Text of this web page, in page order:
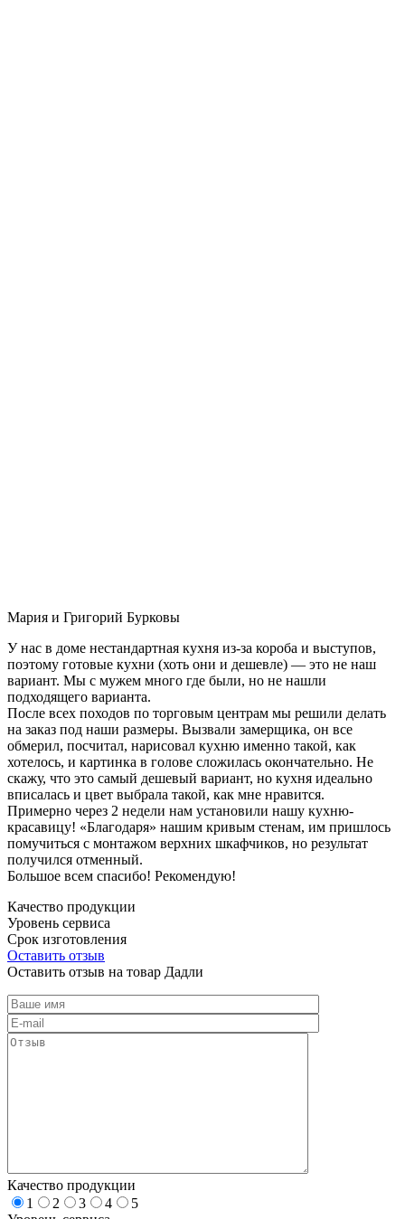
Мария и Григорий Бурковы
У нас в доме нестандартная кухня из-за короба и выступов,
поэтому готовые кухни (хоть они и дешевле) — это не наш
вариант. Мы с мужем много где были, но не нашли
подходящего варианта.
После всех походов по торговым центрам мы решили делать
на заказ под наши размеры. Вызвали замерщика, он все
обмерил, посчитал, нарисовал кухню именно такой, как
хотелось, и картинка в голове сложилась окончательно. Не
скажу, что это самый дешевый вариант, но кухня идеально
вписалась и цвет выбрала такой, как мне нравится.
Примерно через 2 недели нам установили нашу кухню-
красавицу! «Благодаря» нашим кривым стенам, им пришлось
помучиться с монтажом верхних шкафчиков, но результат
получился отменный.
Большое всем спасибо! Рекомендую!
Качество продукции
Уровень сервиса
Срок изготовления
Оставить отзыв
Оставить отзыв на товар Дадли
Качество продукции
1
2 3 4
5